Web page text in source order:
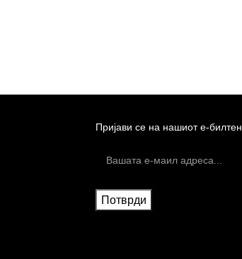
Пријави се на нашиот е-билтен